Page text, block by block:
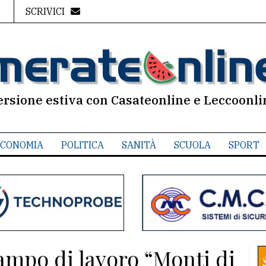
SCRIVICI
estiva con Casateonline e
POLITICA SANITÀ SCUOLA SPORT
di lavoro “Monti di